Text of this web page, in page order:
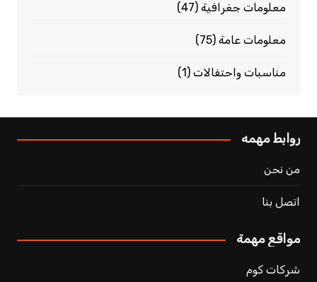
معلومات جغرافية(47)
معلومات عامة(75)
مناسبات واحتفالات(1)
روابط مهمه
من نحن
اتصل بنا
مواقع مهمة
شركات كوم